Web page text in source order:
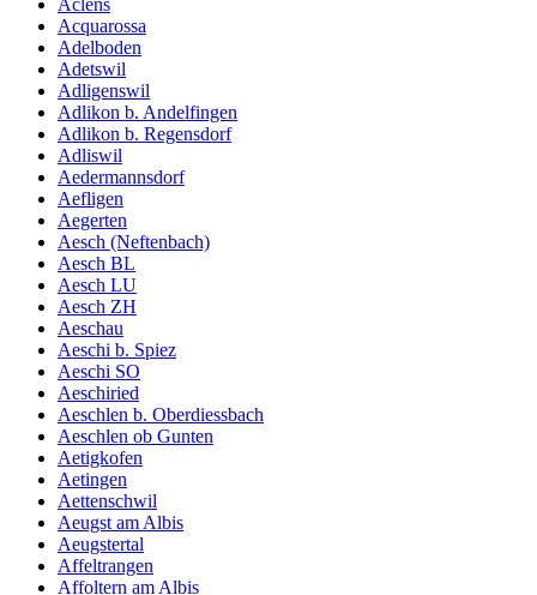
Acquarossa
Adelboden
Adetswil
Adligenswil
Adlikon b. Andelfingen
Adlikon b. Regensdorf
Adliswil
Aedermannsdorf
Aefligen
Aegerten
Aesch (Neftenbach)
Aesch BL
Aesch LU
Aesch ZH
Aeschau
Aeschi b. Spiez
Aeschi SO
Aeschiried
Aeschlen b. Oberdiessbach
Aeschlen ob Gunten
Aetigkofen
Aetingen
Aettenschwil
Aeugst am Albis
Aeugstertal
Affeltrangen
Affoltern am Albis